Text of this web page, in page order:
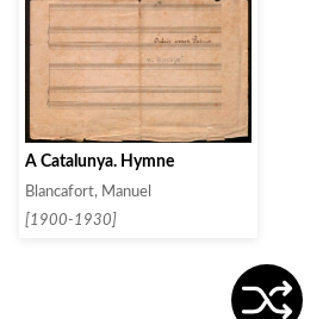
À Catalunya. Hymne
Blancafort, Manuel
[1900-1930]